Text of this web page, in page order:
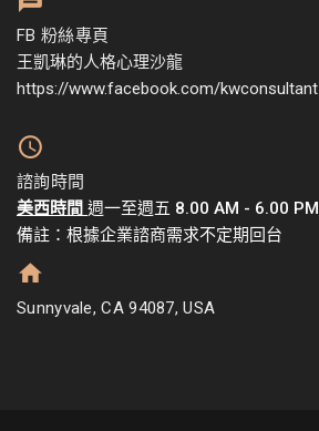
FB 粉絲專頁
王凱琳的人格心理沙龍
https://www.facebook.com/kwconsultant
諮詢時間
美西時間 週一至週五 8.00 AM - 6.00 PM
備註：根據企業諮商需求不定期回台
Sunnyvale, CA 94087, USA